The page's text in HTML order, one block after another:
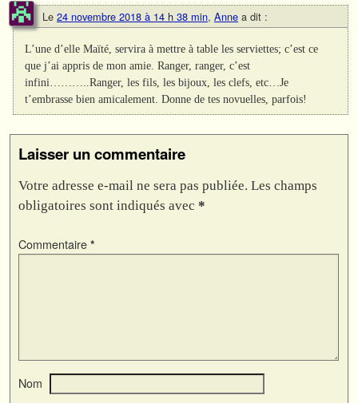
Le 24 novembre 2018 à 14 h 38 min, Anne a dit :
L’une d’elle Maïté, servira à mettre à table les serviettes; c’est ce
que j’ai appris de mon amie. Ranger, ranger, c’est
infini………..Ranger, les fils, les bijoux, les clefs, etc…Je
t’embrasse bien amicalement. Donne de tes novuelles, parfois!
Laisser un commentaire
Votre adresse e-mail ne sera pas publiée. Les champs
obligatoires sont indiqués avec *
Commentaire *
Nom